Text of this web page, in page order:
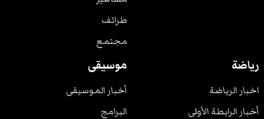
طرائف
مجتمع
رياضة
اخبار الرياضة
أخبار الرابطة الأولى
موسيقى
أخبار الموسيقى
البرامج